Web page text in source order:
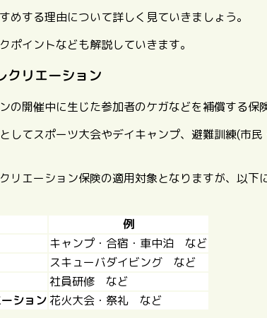
する理由について詳しく見ていきましょう。
ポイントなども解説していきます。
クリエーション
開催中に生じた参加者のケガなどを補償する保
してスポーツ大会やデイキャンプ、避難訓練(市
リエーション保険の適用対象となりますが、以
例
キャンプ・合宿・車中泊 など
スキューバダイビング など
社員研修 など
ション花火大会・祭礼 など